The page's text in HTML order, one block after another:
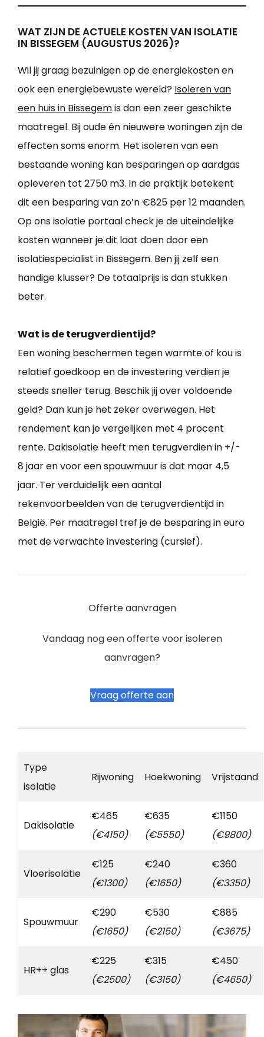
WAT ZIJN DE ACTUELE KOSTEN VAN ISOLATIE
IN BISSEGEM (AUGUSTUS 2026)?
Wil jij graag bezuinigen op de energiekosten en
ook een energiebewuste wereld? Isoleren van
een huis in Bissegemis dan een zeer geschikte
maatregel. Bij oude én nieuwere woningen zijn de
effecten soms enorm. Het isoleren van een
bestaande woning kan besparingen op aardgas
opleveren tot 2750 m3. In de praktijk betekent
dit een besparing van zo’n €825 per 12 maanden.
Op ons isolatie portaal check je de uiteindelijke
kosten wanneer je dit laat doen door een
isolatiespecialist in Bissegem. Ben jij zelf een
handige klusser? De totaalprijs is dan stukken
beter.
Wat is de terugverdientijd?
Een woning beschermen tegen warmte of kou is
relatief goedkoop en de investering verdien je
steeds sneller terug. Beschik jij over voldoende
geld? Dan kun je het zeker overwegen. Het
rendement kan je vergelijken met 4 procent
rente. Dakisolatie heeft men terugverdien in +/-
8 jaar en voor een spouwmuur is dat maar 4,5
jaar. Ter verduidelijk een aantal
rekenvoorbeelden van de terugverdientijd in
België. Per maatregel tref je de besparing in euro
met de verwachte investering (cursief).
Offerte aanvragen
Vandaag nog een offerte voor isoleren
aanvragen?
Vraag offerte aan
Type
isolatie
Rijwoning Hoekwoning Vrijstaand
Dakisolatie
€465
(€4150)
€635
(€5550)
€1150
(€9800)
Vloerisolatie
€125
(€1300)
€240
(€1650)
€360
(€3350)
Spouwmuur
€290
(€1650)
€530
(€2150)
€885
(€3675)
HR++ glas
€225
(€2500)
€315
(€3150)
€450
(€4650)